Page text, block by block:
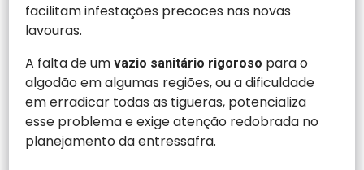
facilitam infestações precoces nas novas
lavouras.
A falta de umvazio sanitário rigoroso para o
algodão em algumas regiões, ou a dificuldade
em erradicar todas as tigueras, potencializa
esse problema e exige atenção redobrada no
planejamento da entressafra.